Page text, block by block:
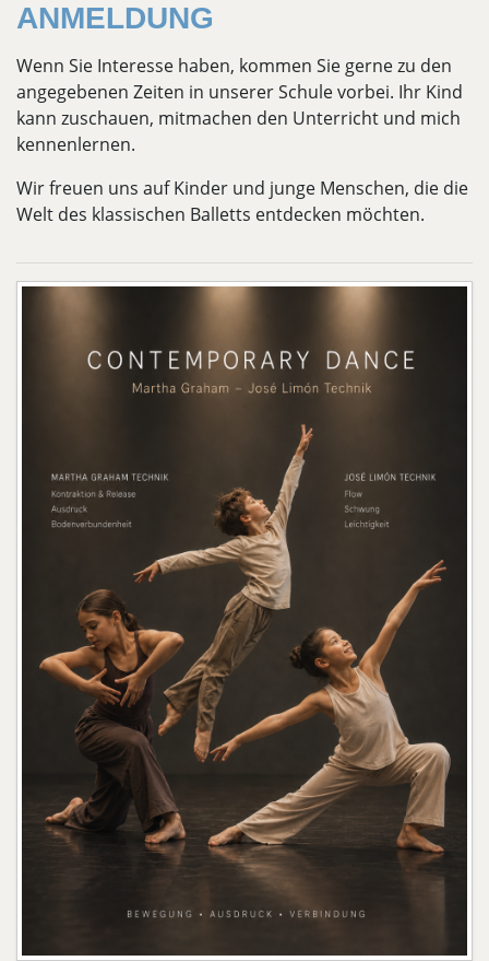
ANMELDUNG
Wenn Sie Interesse haben, kommen Sie gerne zu den
angegebenen Zeiten in unserer Schule vorbei. Ihr Kind
kann zuschauen, mitmachen den Unterricht und mich
kennenlernen.
Wir freuen uns auf Kinder und junge Menschen, die die
Welt des klassischen Balletts entdecken möchten.